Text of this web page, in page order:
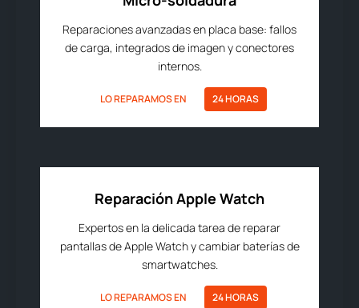
Reparaciones avanzadas en placa base: fallos
de carga, integrados de imagen y conectores
internos.
LO REPARAMOS EN 24 HORAS
Reparación Apple Watch
Expertos en la delicada tarea de reparar
pantallas de Apple Watch y cambiar baterías de
smartwatches.
LO REPARAMOS EN 24 HORAS